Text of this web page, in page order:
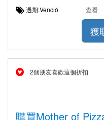
過期:Venció 查看
獲
2個朋友喜歡這個折扣
購買Mother of